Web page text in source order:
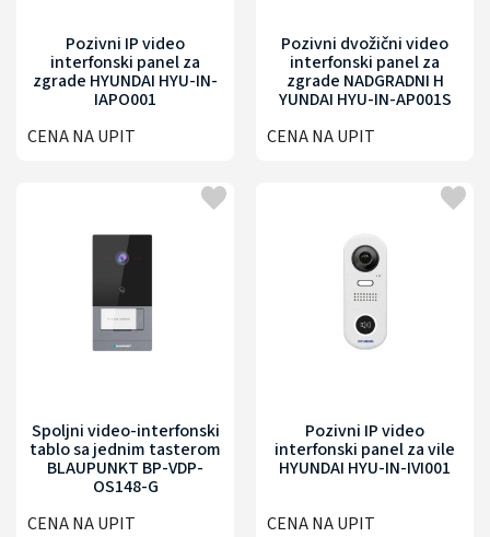
Pozivni IP video
interfonski panel za
zgrade HYUNDAI HYU-IN-
IAPO001
CENA NA UPIT
Pozivni dvožični video
interfonski panel za
zgrade NADGRADNI H
YUNDAI HYU-IN-AP001S
CENA NA UPIT
Spoljni video-interfonski
tablo sa jednim tasterom
BLAUPUNKT BP-VDP-
OS148-G
CENA NA UPIT
Pozivni IP video
interfonski panel za vile
HYUNDAI HYU-IN-IVI001
CENA NA UPIT